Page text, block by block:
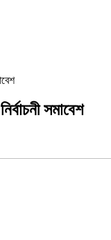
সমাবেশ